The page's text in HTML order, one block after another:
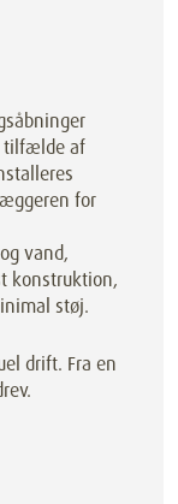
tilfælde af
for
vand,
konstruktion,
støj.
drift. Fra en